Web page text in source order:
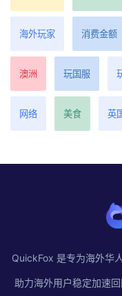
海外玩家 消费金额
澳洲 玩国服
网络 美食 英
QuickFox 是专为海外华
助力海外用户稳定加速